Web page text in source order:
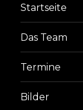
Startseite
Das Team
Termine
Bilder